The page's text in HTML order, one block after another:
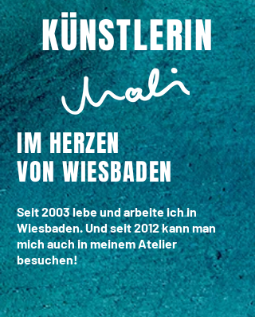
KÜNSTLERIN
IM HERZEN
VON WIESBADEN
Seit 2003 lebe und arbeite ich in
Wiesbaden. Und seit 2012 kann man
mich auch in meinemAtelier
besuchen!